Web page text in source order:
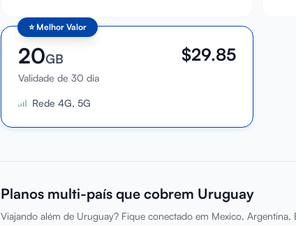
⭐ Melhor Valor
20GB
Validade de 30 dia
$29.85
Rede 4G, 5G
Planos multi-país que cobrem Uruguay
Viajando além de Uruguay? Fique conectado em Mexico,